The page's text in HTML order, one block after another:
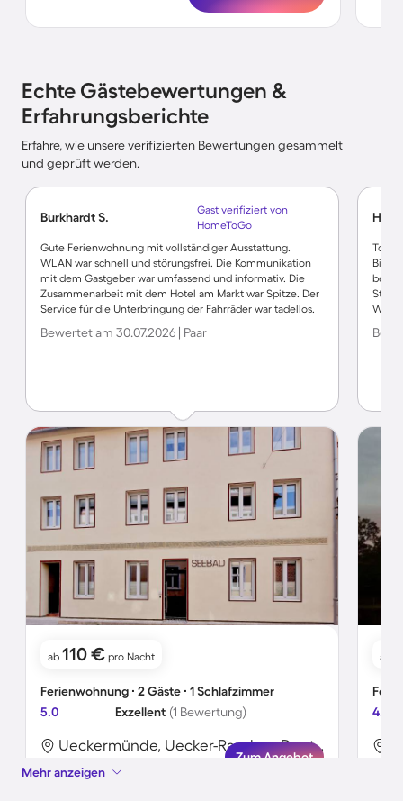
Echte Gästebewertungen &
Erfahrungsberichte
Erfahre, wie unsere verifizierten Bewertungen gesammelt
und geprüft werden.
Burkhardt S.
Gast verifiziert von
HomeToGo
Gute Ferienwohnung mit vollständiger Ausstattung.
WLAN war schnell und störungsfrei. Die Kommunikation
mit dem Gastgeber war umfassend und informativ. Die
Zusammenarbeit mit dem Hotel am Markt war Spitze. Der
Service für die Unterbringung der Fahrräder war tadellos.
Bewertet am 30.07.2026 | Paar
ab 110 € pro Nacht
Ferienwohnung ∙ 2 Gäste ∙ 1 Schlafzimmer
5.0
Exzellent (1 Bewertung)
Ueckermünde, Uecker-Randow, Deutschland
Zum Angebot
Tolle
Weg.
ab
4.0
Mehr anzeigen